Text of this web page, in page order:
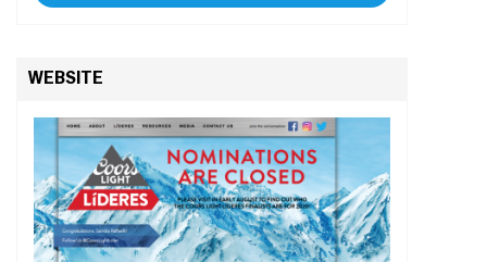
WEBSITE